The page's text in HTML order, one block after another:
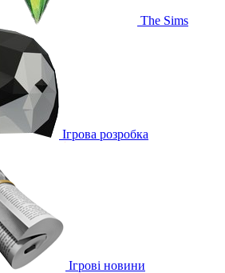
The Sims
Ігрова розробка
Ігрові новини